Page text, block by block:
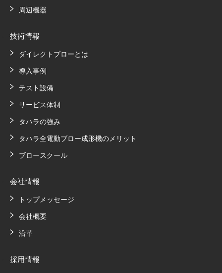
周辺機器
技術情報
ダイレクトブローとは
導入事例
テスト設備
サービス体制
タハラの強み
タハラ全電動ブロー成形機のメリット
ブロースクール
会社情報
トップメッセージ
会社概要
沿革
採用情報